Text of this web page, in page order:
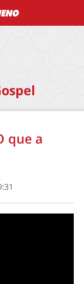
que a